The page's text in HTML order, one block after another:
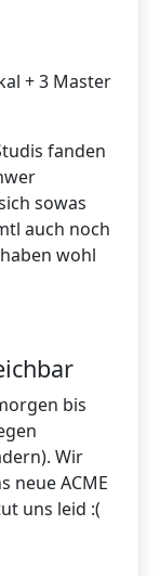
+ 3 Master
fanden
sowas
auch noch
wohl
bis
Wir
neue ACME
uns leid :(